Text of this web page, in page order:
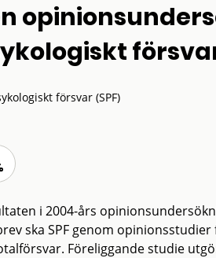
försvar (SPF)
i 2004-års
ska SPF genom
Föreliggande studie